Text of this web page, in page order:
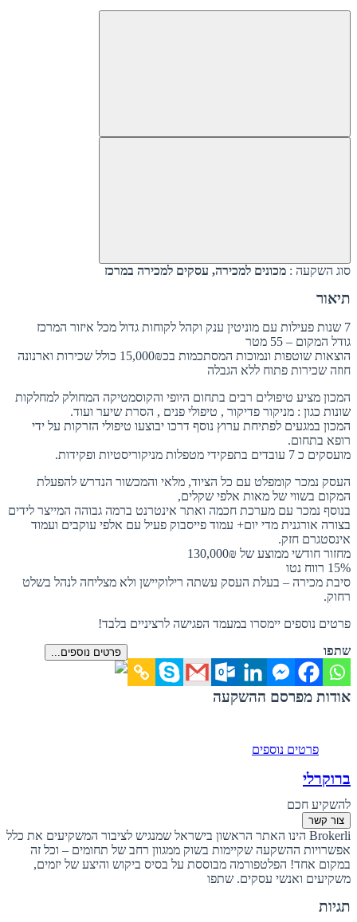
סוג השקעה : מכונים למכירה, עסקים למכירה במרכז
תיאור
7 שנות פעילות עם מוניטין ענק וקהל לקוחות גדול מכל איזור המרכז
גודל המקום – 55 מטר
הוצאות שוטפות ונמוכות המסתכמות בכ15,000₪ כולל שכירות וארנונה
חוזה שכירות פתוח ללא הגבלה
המכון מציע טיפולים רבים בתחום היופי והקוסמטיקה המחולק למחלקות
שונות כגון : מניקור פדיקור , טיפולי פנים , הסרת שיער ועוד.
המכון במגעים לפתיחת ערוץ נוסף דרכו יבוצעו טיפולי הזרקות על ידי
רופא בתחום.
מועסקים כ 7 עובדים בתפקידי מטפלות מניקוריסטיות ופקידות.
העסק נמכר קומפלט עם כל הציוד, מלאי והמכשור הנדרש להפעלת
המקום בשווי של מאות אלפי שקלים,
בנוסף נמכר עם מערכת חכמה ואתר אינטרנט ברמה גבוהה המייצר לידים
בצורה אורגנית מדי יום+ עמוד פייסבוק פעיל עם אלפי עוקבים ועמוד
אינסטגרם חזק.
מחזור חודשי ממוצע של 130,000₪
15% רווח נטו
סיבת מכירה – בעלת העסק עשתה רילוקיישן ולא מצליחה לנהל בשלט
רחוק.
פרטים נוספים יימסרו במעמד הפגישה לרציניים בלבד!
שתפו
פרטים נוספים...
אודות מפרסם ההשקעה
פרטים נוספים
ברוקרלי
להשקיע חכם
צור קשר
Brokerli הינו האתר הראשון בישראל שמנגיש לציבור המשקיעים את כלל
אפשרויות ההשקעה שקיימות בשוק ממגוון רחב של תחומים – וכל זה
במקום אחד! הפלטפורמה מבוססת על בסיס ביקוש והיצע של יזמים,
משקיעים ואנשי עסקים. שתפו
תגיות